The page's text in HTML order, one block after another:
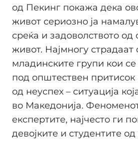
од Пекинг покажа дека
живот сериозно ја
среќа и задоволството од
живот. Најмногу страдаат
младинските групи кои се
под општествен притисок
од неуспех – ситуација
во Македонија.
експертите, најчесто ги
девојките и студентите